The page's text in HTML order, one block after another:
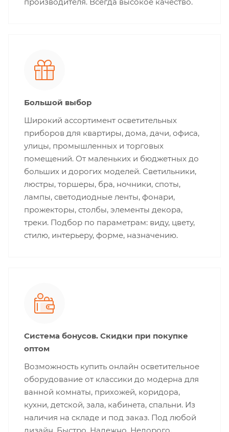
Большой выбор
Широкий ассортимент осветительных
приборов для квартиры, дома, дачи, офиса,
улицы, промышленных и торговых
помещений. От маленьких и бюджетных до
больших и дорогих моделей. Светильники,
люстры, торшеры, бра, ночники, споты,
лампы, светодиодные ленты, фонари,
прожекторы, столбы, элементы декора,
треки. Подбор по параметрам: виду, цвету,
стилю, интерьеру, форме, назначению.
Система бонусов. Скидки при покупке
оптом
Возможность купить онлайн осветительное
оборудование от классики до модерна для
ванной комнаты, прихожей, коридора,
кухни, детской, зала, кабинета, спальни. Из
наличия на складе и под заказ. Под любой